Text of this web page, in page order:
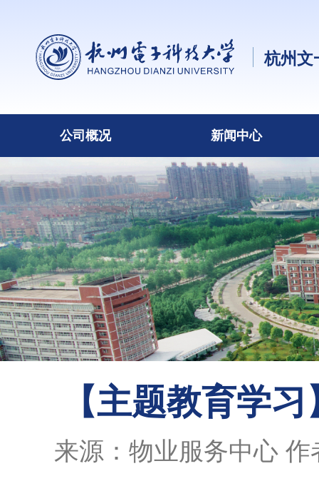
杭州文
公司概况 新闻中心
【主题教育学
来源：物业服务中心 作